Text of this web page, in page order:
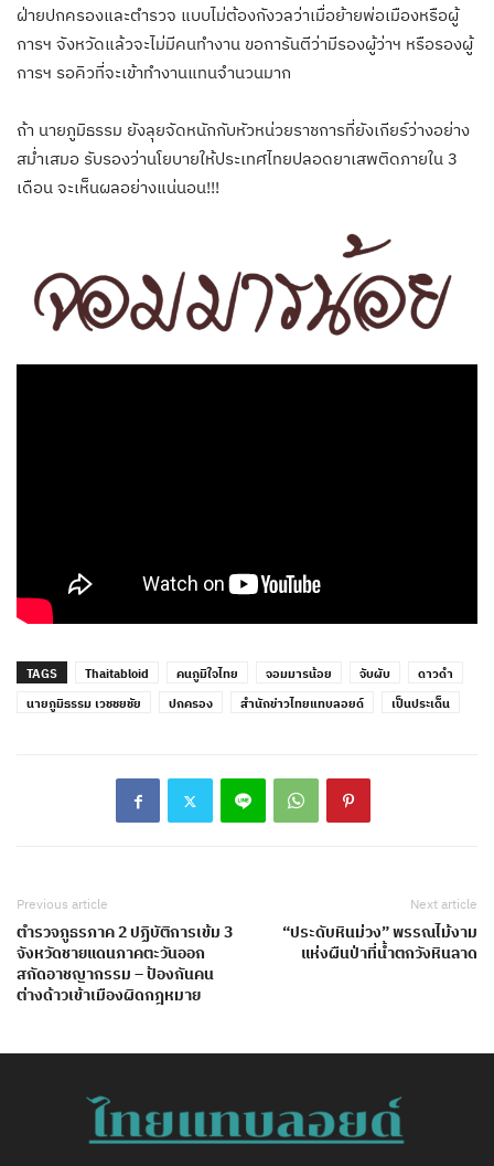
ฝ่ายปกครองและตำรวจ แบบไม่ต้องกังวลว่าเมื่อย้ายพ่อเมืองหรือผู้
การฯ จังหวัดแล้วจะไม่มีคนทำงาน ขอการันตีว่ามีรองผู้ว่าฯ หรือรองผู้
การฯ รอคิวที่จะเข้าทำงานแทนจำนวนมาก
ถ้า นายภูมิธรรม ยังลุยจัดหนักกับหัวหน่วยราชการที่ยังเกียร์ว่างอย่าง
สม่ำเสมอ รับรองว่านโยบายให้ประเทศไทยปลอดยาเสพติดภายใน 3
เดือน จะเห็นผลอย่างแน่นอน!!!
TAGS Thaitabloid คนภูมิใจไทย จอมมารน้อย จับผับ
ดาวดำ
นายภูมิธรรม เวชชยชัย
ปกครอง สำนักข่าวไทยแทบลอยด์ เป็นประเด็น
Previous article
ตำรวจภูธรภาค 2 ปฏิบัติการเข้ม 3
จังหวัดชายแดนภาคตะวันออก
สกัดอาชญากรรม – ป้องกันคน
ต่างด้าวเข้าเมืองผิดกฎหมาย
Next article
“ประดับหินม่วง” พรรณไม้งาม
แห่งผืนป่าที่น้ำตกวังหินลาด